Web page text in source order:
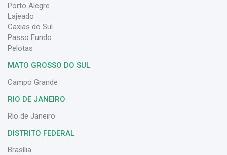
Porto Alegre
Lajeado
Caxias do Sul
Passo Fundo
Pelotas
MATO GROSSO DO SUL
Campo Grande
RIO DE JANEIRO
Rio de Janeiro
DISTRITO FEDERAL
Brasília